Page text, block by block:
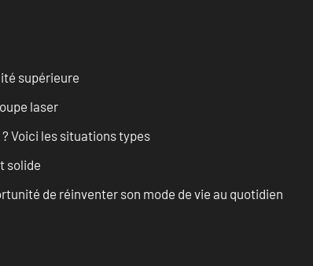
supérieure
laser
Voici les situations types
solide
de réinventer son mode de vie au quotidien